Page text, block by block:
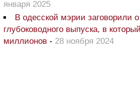
января 2025
В одесской мэрии заговорили
глубоководного выпуска, в
миллионов - 28 ноября 2024